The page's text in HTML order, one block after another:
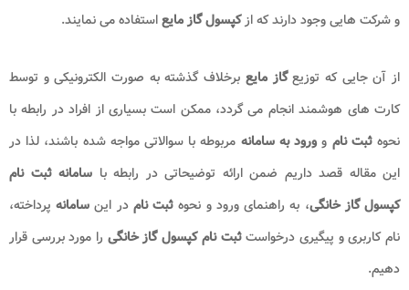
و شرکت هایی وجود دارند که ازکپسول گاز مایعاستفاده می نمایند.
از آن جایی که توزیعگاز مایع برخلاف گذشته به صورت الکترونیکی و توسط
کارت های هوشمند انجام می گردد، ممکن است بسیاری از افراد در رابطه با
نحوهثبت نام و ورود به سامانه مربوطه با سوالاتی مواجه شده باشند، لذا در
این مقاله قصد داریم ضمن ارائه توضیحاتی در رابطه با سامانه ثبت نام
کپسول گاز خانگی، به راهنمای ورود و نحوه ثبت نام در این سامانه پرداخته،
نام کاربری و پیگیری درخواستثبت نام کپسول گاز خانگی را مورد بررسی قرار
دهیم.